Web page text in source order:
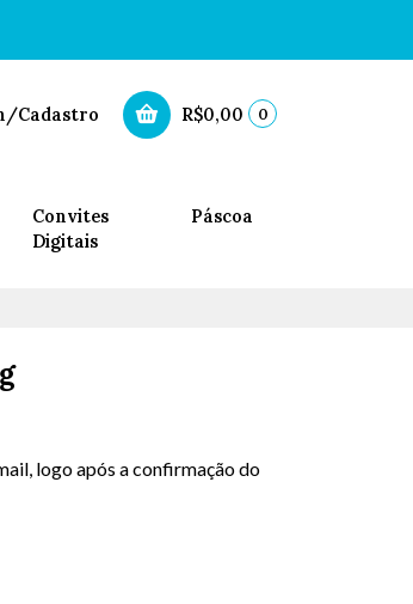
Cadastro R$0,00 0
Convites
Digitais
Páscoa
logo após a confirmação do